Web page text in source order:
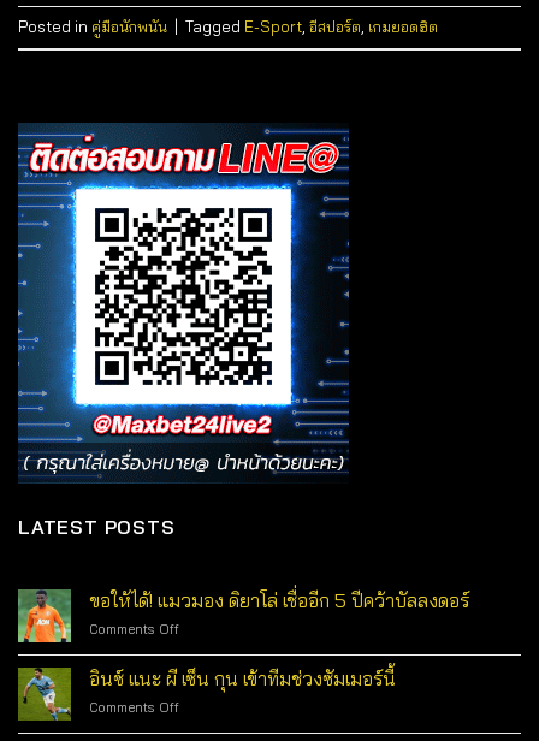
Posted in คู่มือนักพนัน Tagged E-Sport, อีสปอร์ต, เกมยอดฮิต
LATEST POSTS
ขอให้ได้! แมวมอง ดิยาโล่ เชื่ออีก 5 ปีคว้าบัลลงดอร์
Comments Offon
ให้
ได้!
แมวมอง
ดิ
อินซ์ แนะ ผี เซ็น กุน เข้าทีมช่วงซัมเมอร์นี้
Comments Offon